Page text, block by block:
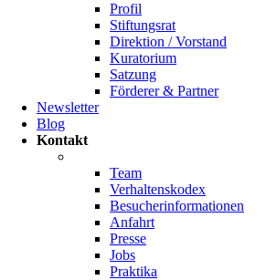
Profil
Stiftungsrat
Direktion / Vorstand
Kuratorium
Satzung
Förderer & Partner
Newsletter
Blog
Kontakt
Team
Verhaltenskodex
Besucherinformationen
Anfahrt
Presse
Jobs
Praktika